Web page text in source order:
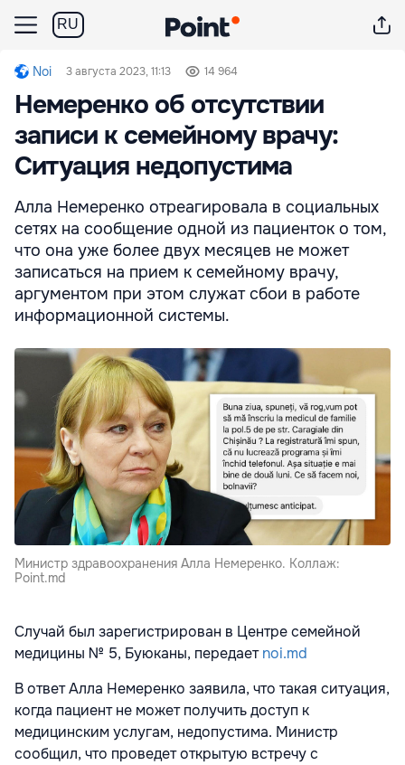
RU
Noi 3 августа 2023, 11:13 14 964
Немеренко об отсутствии
записи к семейному врачу:
Ситуация недопустима
Алла Немеренко отреагировала в социальных
сетях на сообщение одной из пациенток о том,
что она уже более двух месяцев не может
записаться на прием к семейному врачу,
аргументом при этом служат сбои в работе
информационной системы.
Министр здравоохранения Алла Немеренко. Коллаж:
Point.md
Случай был зарегистрирован в Центре семейной
медицины № 5, Буюканы, передаетnoi.md
В ответ Алла Немеренко заявила, что такая ситуация,
когда пациент не может получить доступ к
медицинским услугам, недопустима. Министр
сообщил, что проведет открытую встречу с